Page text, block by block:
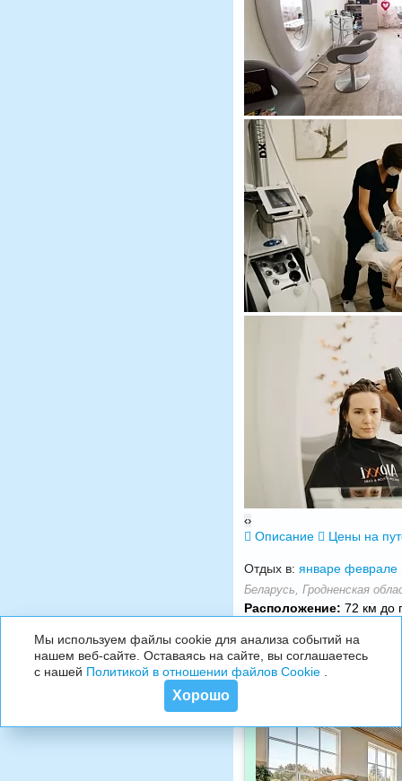
‹›
Описание Цены на
Отдых в: январе феврале
Беларусь, Гродненская
Расположение: 72 км до
Мы используем файлы cookie для анализа событий на
нашем веб-сайте. Оставаясь на сайте, вы соглашаетесь
с нашей Политикой в отношении файлов Cookie.
Хорошо